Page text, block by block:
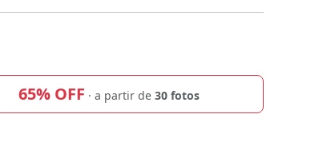
65% OFF · a partir de 30 fotos